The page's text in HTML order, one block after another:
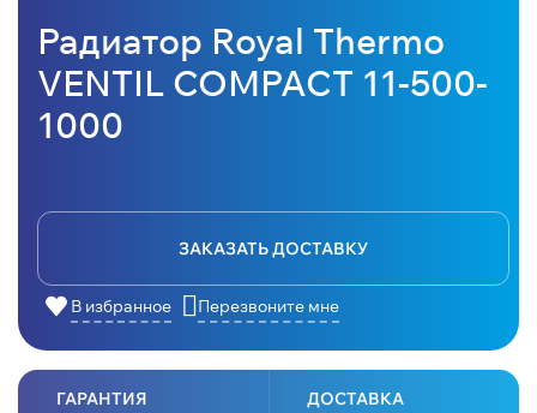
Радиатор Royal Thermo
VENTIL COMPACT 11-500-
1000
ЗАКАЗАТЬ ДОСТАВКУ
В избранное Перезвоните мне
ГАРАНТИЯ
ДОСТАВКА